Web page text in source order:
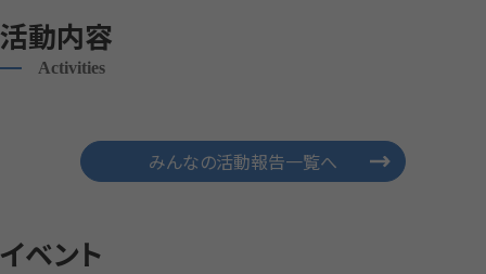
活動内容
Activities
みんなの活動報告一覧へ
イベント